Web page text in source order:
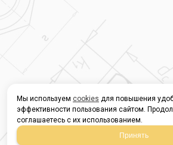
Мы используем cookies для повышения
эффективности пользования сайтом.
соглашаетесь с их использованием.
Принять